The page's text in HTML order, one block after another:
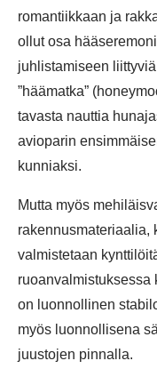
romantiikkaan ja
ollut osa
juhlistamiseen
”häämatka”
tavasta nauttia
avioparin
kunniaksi.
Mutta myös
rakennusmateriaalia,
valmistetaan
ruoanvalmistuksessa
on luonnollinen
myös luonnollisena
juustojen pinnalla.